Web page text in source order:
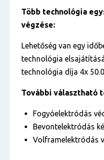
Több technológia
végzése:
Lehetőség van egy
technológia
technológia díja 4x
További választható
Fogyóelektródás
Bevontelektródás
Volframelektródás